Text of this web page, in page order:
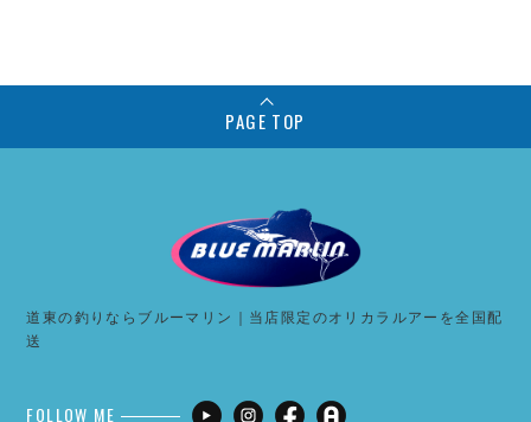
PAGE TOP
道東の釣りならブルーマリン｜当店限定のオリカラルアーを全国配
送
FOLLOW ME